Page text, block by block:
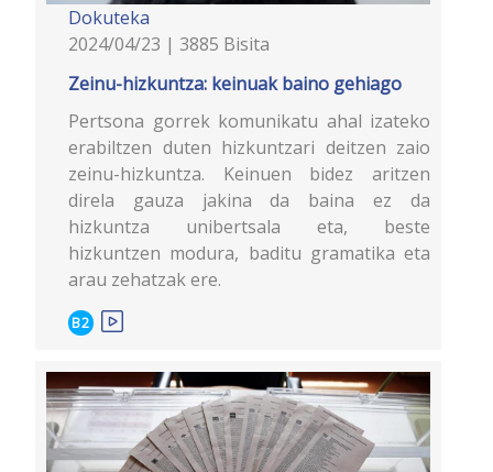
Dokuteka
2024/04/23 | 3885 Bisita
Zeinu-hizkuntza: keinuak baino gehiago
Pertsona gorrek komunikatu ahal izateko
erabiltzen duten hizkuntzari deitzen zaio
zeinu-hizkuntza. Keinuen bidez aritzen
direla gauza jakina da baina ez da
hizkuntza unibertsala eta, beste
hizkuntzen modura, baditu gramatika eta
arau zehatzak ere.
B2